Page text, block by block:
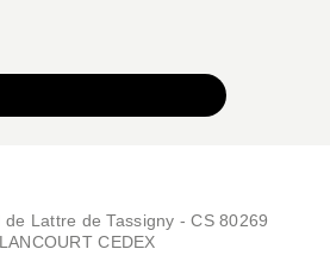
Lattre de Tassigny - CS 80269
CEDEX